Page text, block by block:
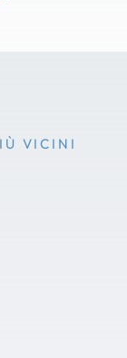
VICINI